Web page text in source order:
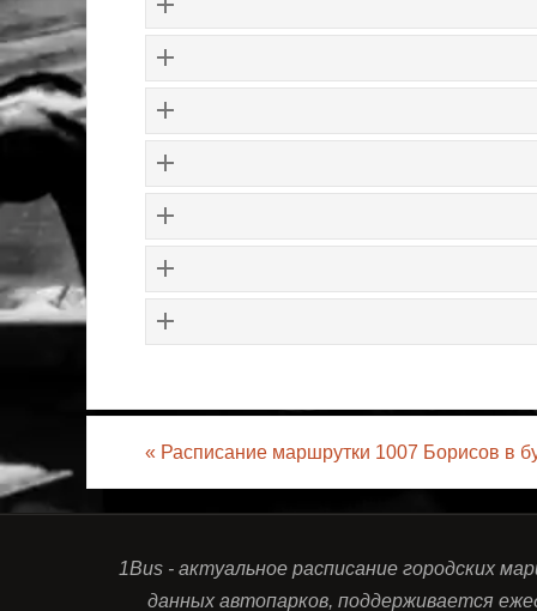
« Расписание маршрутки 1007 Борисов в
1Bus - актуальное расписание городских
данных автопарков, поддерживается